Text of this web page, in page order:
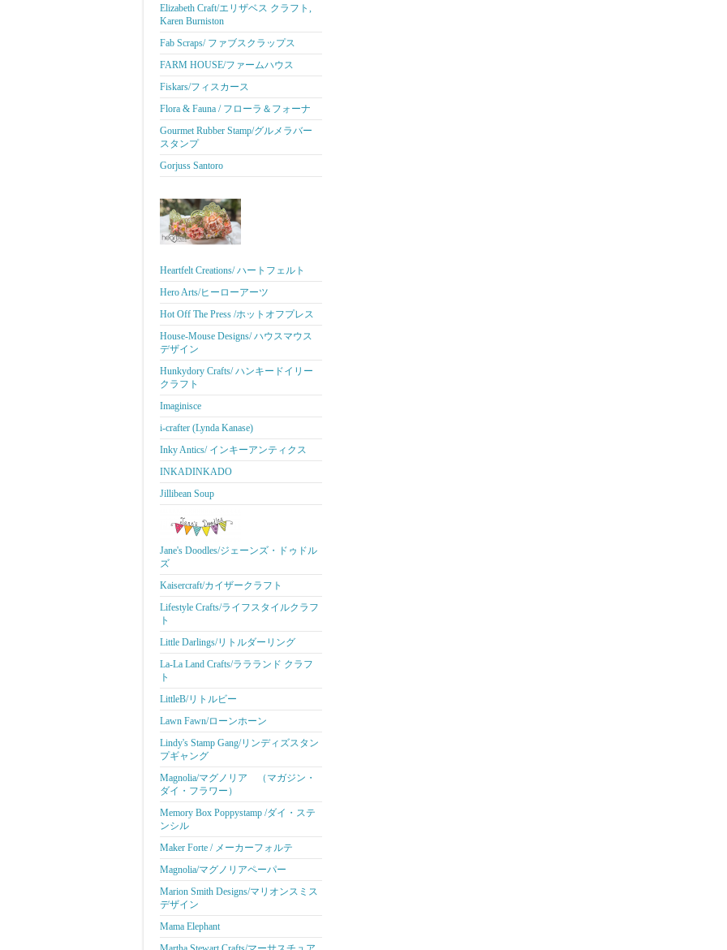
Elizabeth Craft/エリザベス クラフト,
Karen Burniston
Fab Scraps/ ファブスクラップス
FARM HOUSE/ファームハウス
Fiskars/フィスカース
Flora & Fauna / フローラ＆フォーナ
Gourmet Rubber Stamp/グルメラバー
スタンプ
Gorjuss Santoro
Heartfelt Creations/ ハートフェルト
Hero Arts/ヒーローアーツ
Hot Off The Press /ホットオフプレス
House-Mouse Designs/ ハウスマウス
デザイン
Hunkydory Crafts/ ハンキードイリー
クラフト
Imaginisce
i-crafter (Lynda Kanase)
Inky Antics/ インキーアンティクス
INKADINKADO
Jillibean Soup
Jane's Doodles/ジェーンズ・ドゥドル
ズ
Kaisercraft/カイザークラフト
Lifestyle Crafts/ライフスタイルクラフ
ト
Little Darlings/リトルダーリング
La-La Land Crafts/ララランド クラフ
ト
LittleB/リトルビー
Lawn Fawn/ローンホーン
Lindy's Stamp Gang/リンディズスタン
プギャング
Magnolia/マグノリア （マガジン・
ダイ・フラワー）
Memory Box Poppystamp /ダイ・ステ
ンシル
Maker Forte / メーカーフォルテ
Magnolia/マグノリアペーパー
Marion Smith Designs/マリオンスミス
デザイン
Mama Elephant